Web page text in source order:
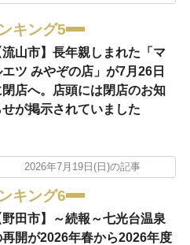
キング5
流山市】長年親しまれた「マ
エツ みやぞの店」が7月26日
閉店へ。店頭には閉店のお知
せが掲示されていました
2026年7月19日(日)の記事
キング6
野田市】～続報～七光台温泉
再開が2026年春から2026年度